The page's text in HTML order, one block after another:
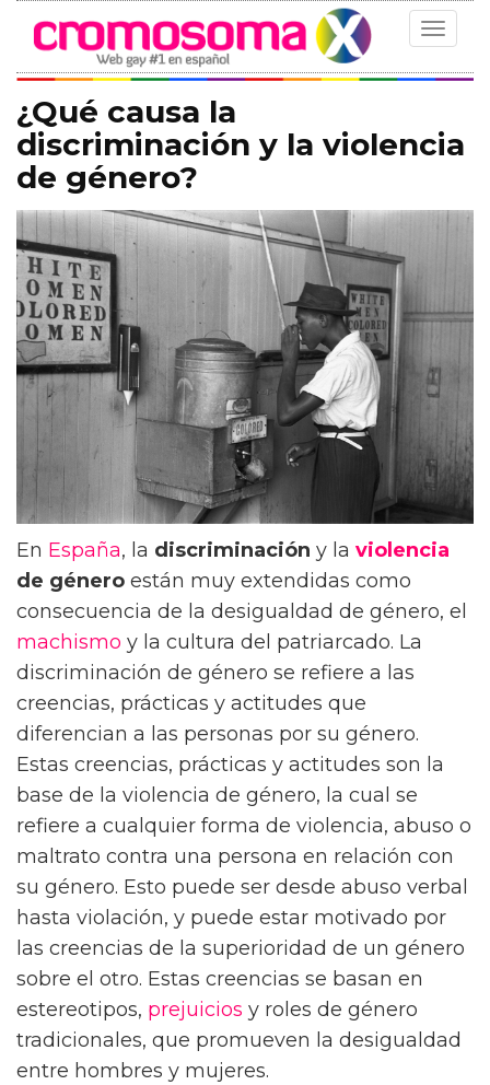
Toggle
¿Qué causa la
discriminación y la violencia
de género?
En España, la discriminación y la violencia
de género están muy extendidas como
consecuencia de la desigualdad de género, el
machismo y la cultura del patriarcado. La
discriminación de género se refiere a las
creencias, prácticas y actitudes que
diferencian a las personas por su género.
Estas creencias, prácticas y actitudes son la
base de la violencia de género, la cual se
refiere a cualquier forma de violencia, abuso o
maltrato contra una persona en relación con
su género. Esto puede ser desde abuso verbal
hasta violación, y puede estar motivado por
las creencias de la superioridad de un género
sobre el otro. Estas creencias se basan en
estereotipos, prejuicios y roles de género
tradicionales, que promueven la desigualdad
entre hombres y mujeres.